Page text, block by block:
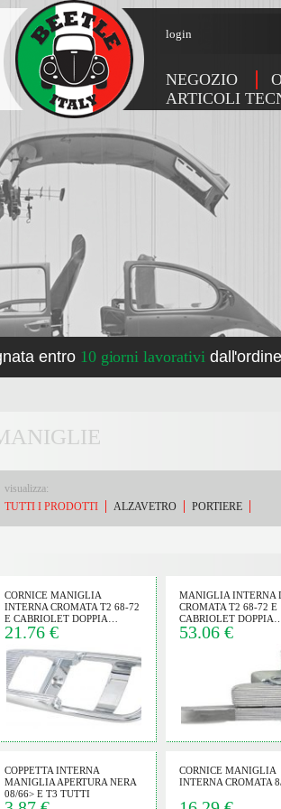
login
NEGOZIO
ARTICOLI
entro 10 giorni lavorativi
visualizza:
TUTTI I PRODOTTI
ALZAVETRO PORTIERE
CORNICE MANIGLIA
INTERNA CROMATA T2 68-72
E CABRIOLET DOPPIA…
21.76 €
MANIGLIA INTERNA
CROMATA T2 68-72 E
CABRIOLET DOPPIA…
53.06 €
COPPETTA INTERNA
MANIGLIA APERTURA NERA
08/66> E T3 TUTTI
CORNICE MANIGLIA
INTERNA CROMATA